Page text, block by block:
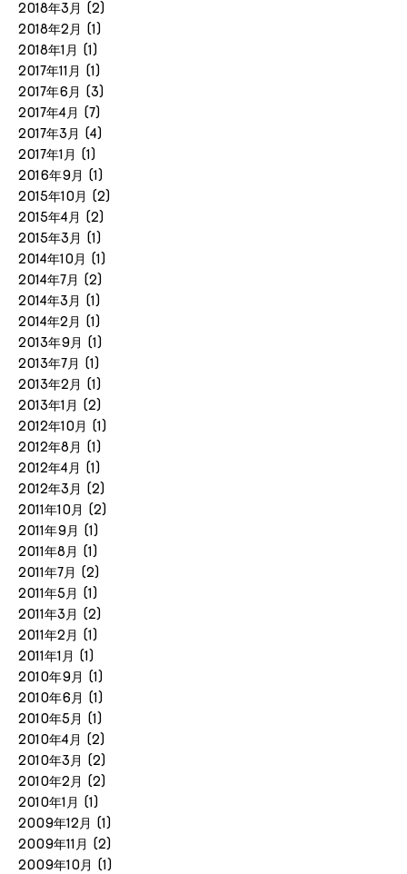
2018年3月 (2)
2018年2月 (1)
2018年1月 (1)
2017年11月 (1)
2017年6月 (3)
2017年4月 (7)
2017年3月 (4)
2017年1月 (1)
2016年9月 (1)
2015年10月 (2)
2015年4月 (2)
2015年3月 (1)
2014年10月 (1)
2014年7月 (2)
2014年3月 (1)
2014年2月 (1)
2013年9月 (1)
2013年7月 (1)
2013年2月 (1)
2013年1月 (2)
2012年10月 (1)
2012年8月 (1)
2012年4月 (1)
2012年3月 (2)
2011年10月 (2)
2011年9月 (1)
2011年8月 (1)
2011年7月 (2)
2011年5月 (1)
2011年3月 (2)
2011年2月 (1)
2011年1月 (1)
2010年9月 (1)
2010年6月 (1)
2010年5月 (1)
2010年4月 (2)
2010年3月 (2)
2010年2月 (2)
2010年1月 (1)
2009年12月 (1)
2009年11月 (2)
2009年10月 (1)